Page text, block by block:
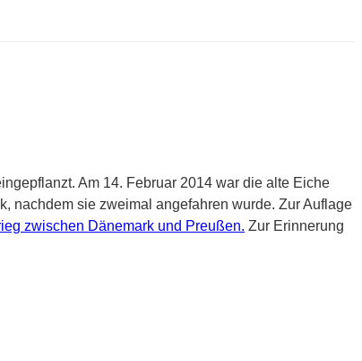
Am 14. Februar 2014 war die alte Eiche
nachdem sie zweimal angefahren wurde. Zur Auflage
zwischen Dänemark und Preußen. Zur Erinnerung